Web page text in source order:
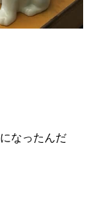
なったんだ